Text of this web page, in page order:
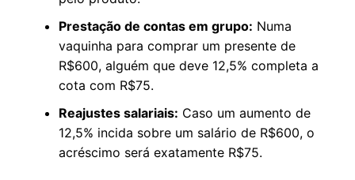
Prestação de contas em grupo: Numa
vaquinha para comprar um presente de
R$600, alguém que deve 12,5% completa a
cota com R$75.
Reajustes salariais: Caso um aumento de
12,5% incida sobre um salário de R$600, o
acréscimo será exatamente R$75.